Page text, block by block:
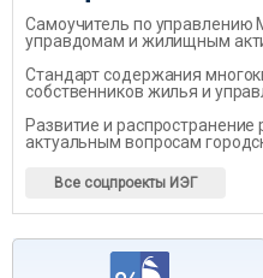
Самоучитель по
управдомам и жилищным
Стандарт содержания
собственников жилья и
Развитие и
актуальным вопросам
Все соцпроекты ИЭГ